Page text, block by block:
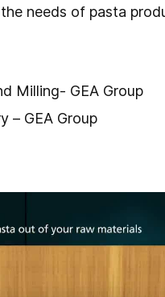
needs of pasta
Milling- GEA Group
– GEA Group